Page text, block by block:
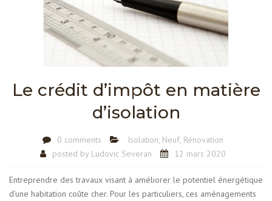
Le crédit d’impôt en matière
d’isolation
0 comments Isolation, Neuf, Rénovation
posted by Ludovic Severan 12 mars 2020
Entreprendre des travaux visant à améliorer le potentiel énergétique
d’une habitation coûte cher. Pour les particuliers, ces aménagements